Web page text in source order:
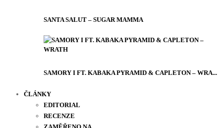
SANTA SALUT – SUGAR MAMMA
SAMORY I FT. KABAKA PYRAMID & CAPLETON – WRA...
ČLÁNKY
EDITORIAL
RECENZE